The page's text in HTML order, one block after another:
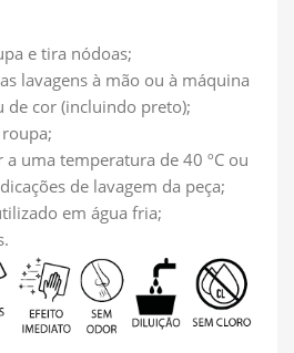
e tira nódoas;
lavagens à mão ou à máquina
de cor (incluindo preto);
a uma temperatura de 40 ºC ou
de lavagem da peça;
em água fria;